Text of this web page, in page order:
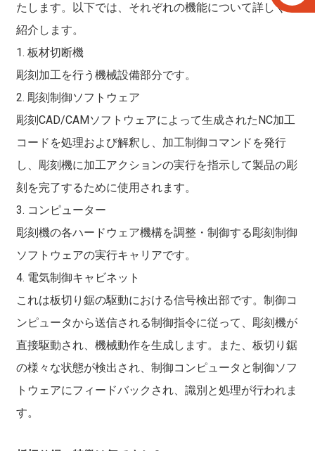
たします。以下では、それぞれの機能について詳しくご
紹介します。
1. 板材切断機
彫刻加工を行う機械設備部分です。
2. 彫刻制御ソフトウェア
彫刻CAD/CAMソフトウェアによって生成されたNC加工
コードを処理および解釈し、加工制御コマンドを発行
し、彫刻機に加工アクションの実行を指示して製品の彫
刻を完了するために使用されます。
3. コンピューター
彫刻機の各ハードウェア機構を調整・制御する彫刻制御
ソフトウェアの実行キャリアです。
4. 電気制御キャビネット
これは板切り鋸の駆動における信号検出部です。制御コ
ンピュータから送信される制御指令に従って、彫刻機が
直接駆動され、機械動作を生成します。また、板切り鋸
の様々な状態が検出され、制御コンピュータと制御ソフ
トウェアにフィードバックされ、識別と処理が行われま
す。